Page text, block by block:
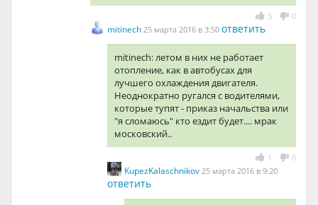
3 0
mitinech 25 марта 2016 в 3:50 ответить
mitinech: летом в них не работает
отопление, как в автобусах для
лучшего охлаждения двигателя.
Неоднократно ругался с водителями,
которые тупят - приказ начальства или
"я сломаюсь" кто ездит будет.... мрак
московский..
1 0
KupezKalaschnikov 25 марта 2016 в 9:20
ответить